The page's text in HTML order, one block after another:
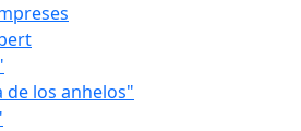
de los anhelos"